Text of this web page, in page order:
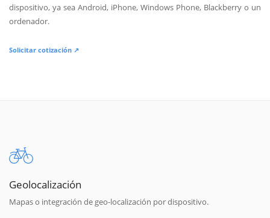
dispositivo, ya sea Android, iPhone, Windows Phone, Blackberry o un
ordenador.
Solicitar cotización ↗
Geolocalización
Mapas o integración de geo-localización por dispositivo.